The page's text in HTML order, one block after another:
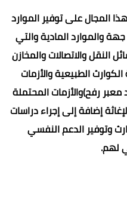
المجال على توفير الموارد
والموارد المادية والتي
النقل والاتصالات والمخازن
الطبيعية والأزمات
معبر رفح)والأزمات المحتملة
إضافة إلى إجراء دراسات
وتوفير الدعم النفسي
لهم.